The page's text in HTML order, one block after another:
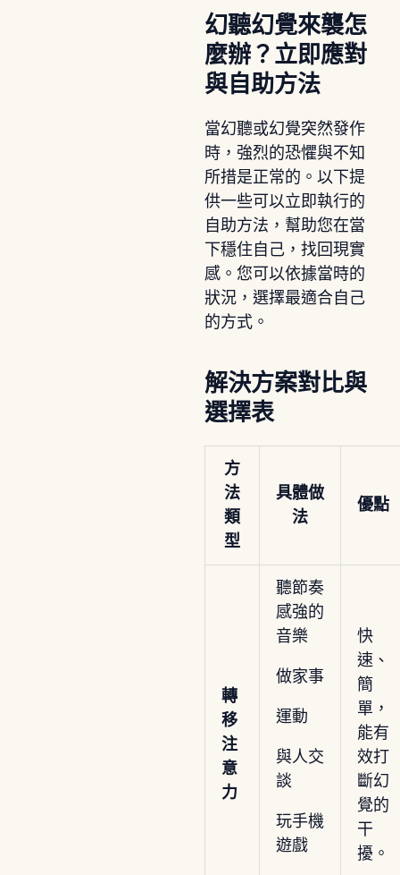
幻聽幻覺來襲怎
麼辦？立即應對
與自助方法
當幻聽或幻覺突然發作
時，強烈的恐懼與不知
所措是正常的。以下提
供一些可以立即執行的
自助方法，幫助您在當
下穩住自己，找回現實
感。您可以依據當時的
狀況，選擇最適合自己
的方式。
解決方案對比與
選擇表
方
法
類
型
具體做
法
優點
轉
移
注
意
力
聽節奏
感強的
音樂
做家事
運動
與人交
談
玩手機
遊戲
快
速、
簡
單，
能有
效打
斷幻
覺的
干
擾。